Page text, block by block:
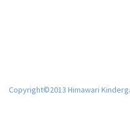
Copyright©2013 Himawari